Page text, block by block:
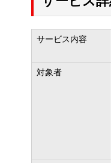
サービス内容
対象者